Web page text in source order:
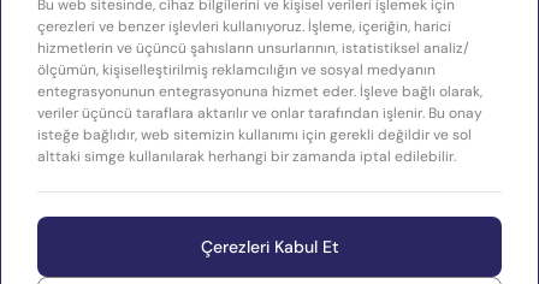
Bu web sitesinde, cihaz bilgilerini ve kişisel verileri işlemek için
çerezleri ve benzer işlevleri kullanıyoruz. İşleme, içeriğin, harici
hizmetlerin ve üçüncü şahısların unsurlarının, istatistiksel analiz/
ölçümün, kişiselleştirilmiş reklamcılığın ve sosyal medyanın
entegrasyonunun entegrasyonuna hizmet eder. İşleve bağlı olarak,
veriler üçüncü taraflara aktarılır ve onlar tarafından işlenir. Bu onay
isteğe bağlıdır, web sitemizin kullanımı için gerekli değildir ve sol
alttaki simge kullanılarak herhangi bir zamanda iptal edilebilir.
Çerezleri Kabul Et